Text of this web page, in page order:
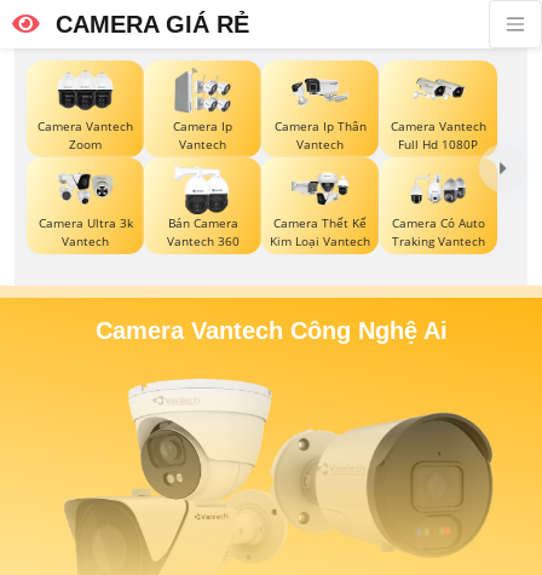
CAMERA GIÁ RẺ
Camera Vantech
Zoom
Camera Ip
Vantech
Camera Ip Thân
Vantech
Camera Vantech
Full Hd 1080P
Camera Ultra 3k
Vantech
Bán Camera
Vantech 360
Camera Thết Kế
Kim Loại Vantech
Camera Có Auto
Traking Vantech
Camera Vantech Công Nghệ Ai